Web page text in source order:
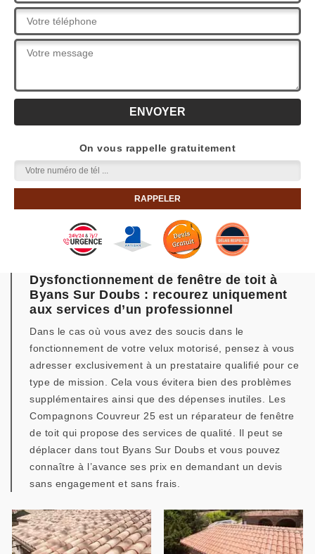
On vous rappelle gratuitement
Dysfonctionnement de fenêtre de toit à
Byans Sur Doubs : recourez uniquement
aux services d’un professionnel
Dans le cas où vous avez des soucis dans le
fonctionnement de votre velux motorisé, pensez à vous
adresser exclusivement à un prestataire qualifié pour ce
type de mission. Cela vous évitera bien des problèmes
supplémentaires ainsi que des dépenses inutiles. Les
Compagnons Couvreur 25 est un réparateur de fenêtre
de toit qui propose des services de qualité. Il peut se
déplacer dans tout Byans Sur Doubs et vous pouvez
connaître à l’avance ses prix en demandant un devis
sans engagement et sans frais.